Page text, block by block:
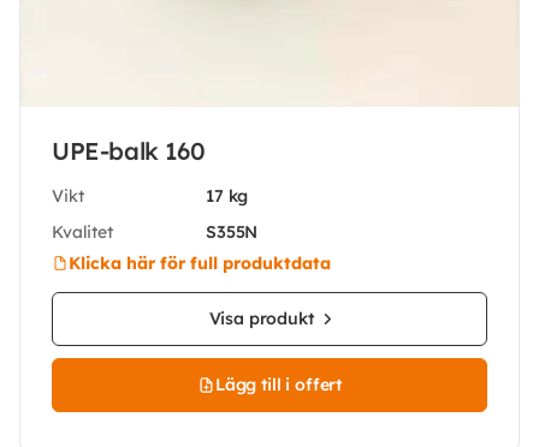
UPE-balk 160
Vikt
17 kg
Kvalitet
S355N
Klicka här för full produktdata
Visa produkt
Lägg till i offert